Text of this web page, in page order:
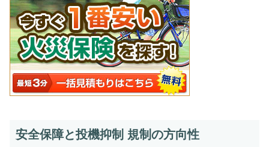
安全保障と投機抑制 規制の方向性